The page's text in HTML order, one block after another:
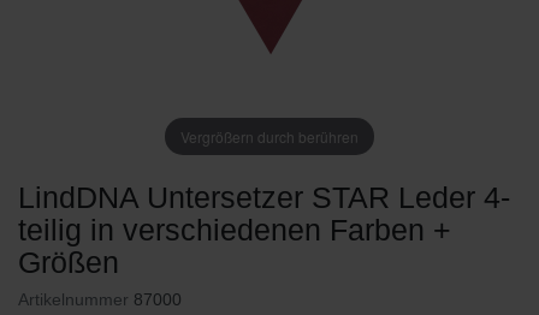
Vergrößern durch berühren
LindDNA Untersetzer STAR Leder 4-
teilig in verschiedenen Farben +
Größen
Artikelnummer 87000